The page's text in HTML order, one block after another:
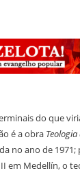
do que
é a obra
no ano de
em Medellín, o